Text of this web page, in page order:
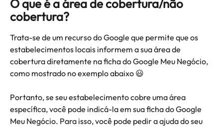
O que é a área de cobertura/não
cobertura?
Trata-se de um recurso do Google que permite que os
estabelecimentos locais informem a sua área de
cobertura diretamente na ficha do Google Meu Negócio,
como mostrado no exemplo abaixo 😃
Portanto, se seu estabelecimento cobre uma área
específica, você pode indicá-la em sua ficha do Google
Meu Negócio. Para isso, você pode pedir a ajuda do seu